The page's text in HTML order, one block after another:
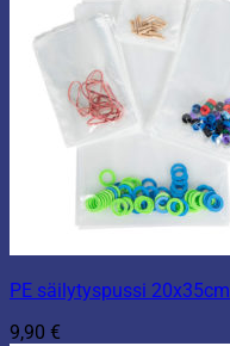
PE säilytyspussi 20x35cm
9,90 €